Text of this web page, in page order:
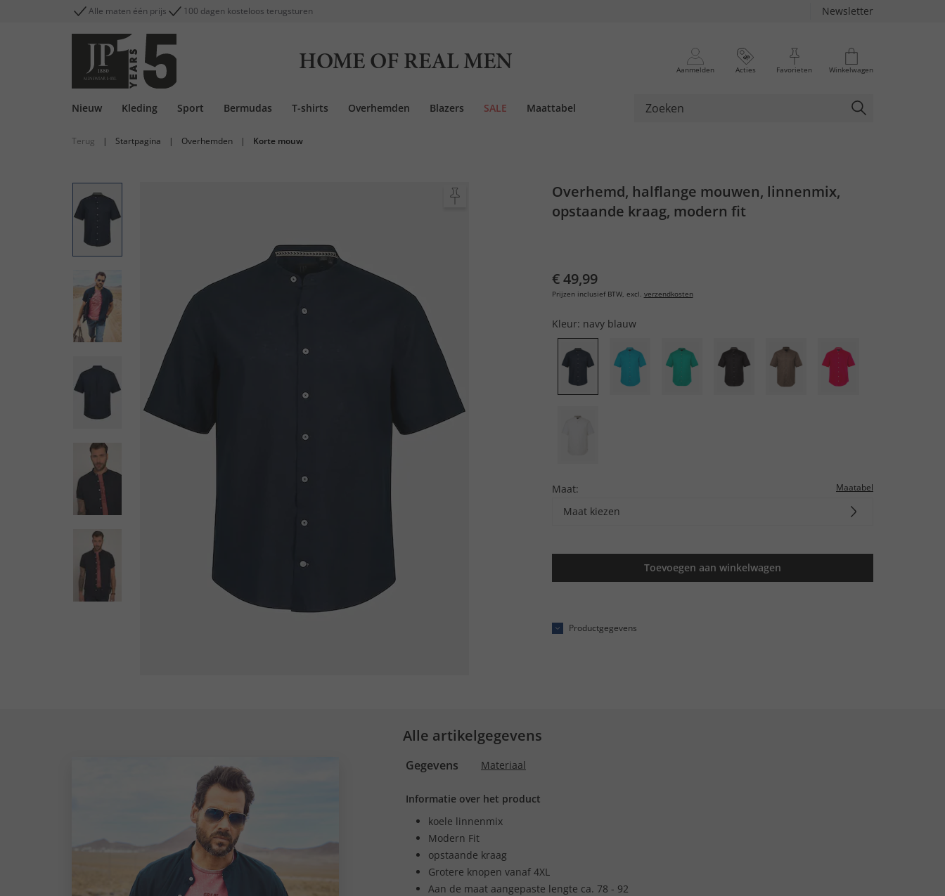
Alle maten één prijs 100 dagen kosteloos terugsturen Newsletter
HOME OF REAL MEN Aanmelden Acties Favorieten Winkelwagen
Nieuw Kleding Sport Bermudas T-shirts Overhemden Blazers SALE Maattabel
Terug | Startpagina | Overhemden | Korte mouw
Overhemd, halflange mouwen, linnenmix,
opstaande kraag, modern fit
€ 49,99
Prijzen inclusief BTW, excl. verzendkosten
Kleur: navy blauw
Maat: Maatabel
Maat kiezen
Toevoegen aan winkelwagen
Productgegevens
Alle artikelgegevens
Gegevens Materiaal
Informatie over het product
koele linnenmix
Modern Fit
opstaande kraag
Grotere knopen vanaf 4XL
Aan de maat aangepaste lengte ca. 78 - 92